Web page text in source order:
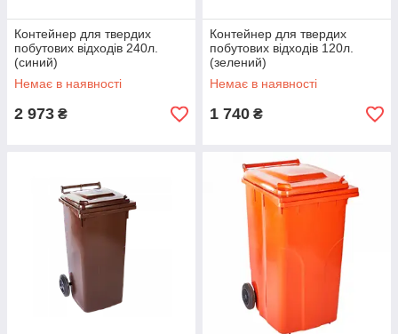
Контейнер для твердих
побутових відходів 240л.
(синий)
Немає в наявності
2 973 ₴
Контейнер для твердих
побутових відходів 120л.
(зелений)
Немає в наявності
1 740 ₴